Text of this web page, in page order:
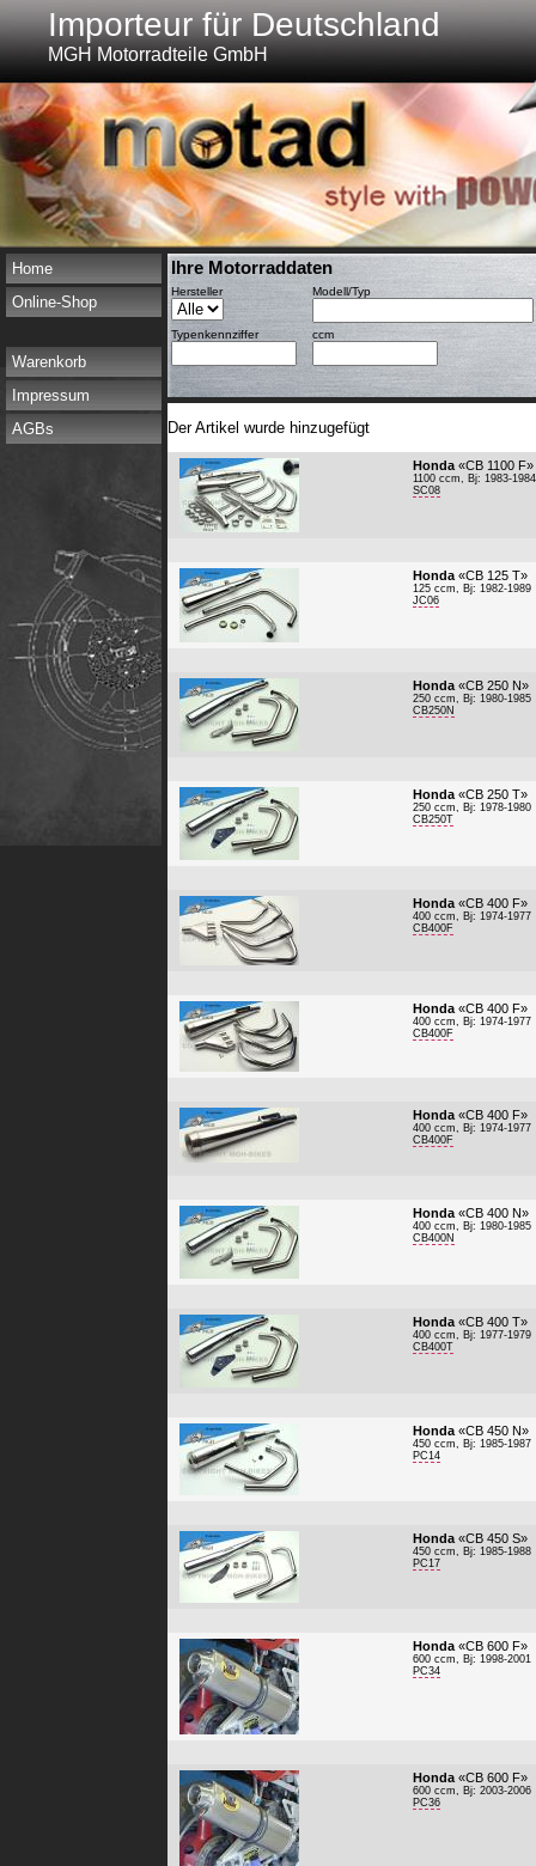
Importeur für Deutschland
MGH Motorradteile GmbH
Home
Online-Shop
Warenkorb
Impressum
AGBs
Ihre Motorraddaten
Hersteller Modell/Typ
Typenkennziffer ccm
Der Artikel wurde hinzugefügt
Honda «CB 1100 F»
1100 ccm, Bj: 1983-1984
SC08
Honda «CB 125 T»
125 ccm, Bj: 1982-1989
JC06
Honda «CB 250 N»
250 ccm, Bj: 1980-1985
CB250N
Honda «CB 250 T»
250 ccm, Bj: 1978-1980
CB250T
Honda «CB 400 F»
400 ccm, Bj: 1974-1977
CB400F
Honda «CB 400 F»
400 ccm, Bj: 1974-1977
CB400F
Honda «CB 400 F»
400 ccm, Bj: 1974-1977
CB400F
Honda «CB 400 N»
400 ccm, Bj: 1980-1985
CB400N
Honda «CB 400 T»
400 ccm, Bj: 1977-1979
CB400T
Honda «CB 450 N»
450 ccm, Bj: 1985-1987
PC14
Honda «CB 450 S»
450 ccm, Bj: 1985-1988
PC17
Honda «CB 600 F»
600 ccm, Bj: 1998-2001
PC34
Honda «CB 600 F»
600 ccm, Bj: 2003-2006
PC36